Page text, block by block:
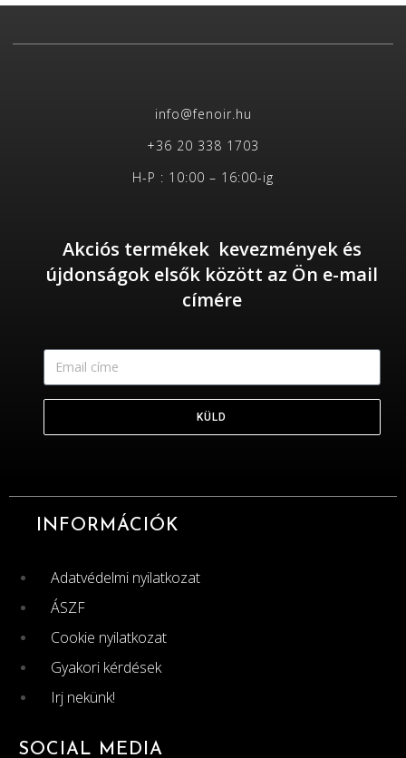
info@fenoir.hu
+36 20 338 1703
H-P : 10:00 – 16:00-ig
Akciós termékek kevezmények és
újdonságok elsők között az Ön e-mail
címére
KÜLD
INFORMÁCIÓK
Adatvédelmi nyilatkozat
ÁSZF
Cookie nyilatkozat
Gyakori kérdések
Irj nekünk!
SOCIAL MEDIA